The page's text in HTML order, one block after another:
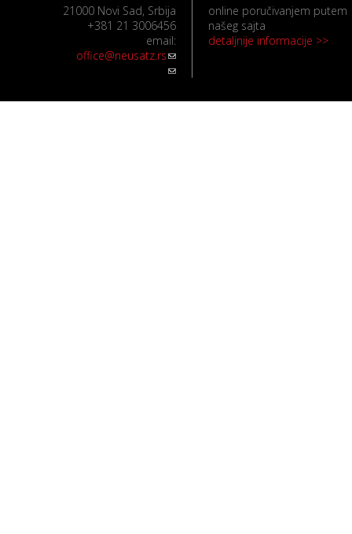
21000 Novi Sad, Srbija
+381 21 3006456
email:
office@neusatz.rs(link sends e-mail)
online poručivanjem putem
našeg sajta
detaljnije informacije >>